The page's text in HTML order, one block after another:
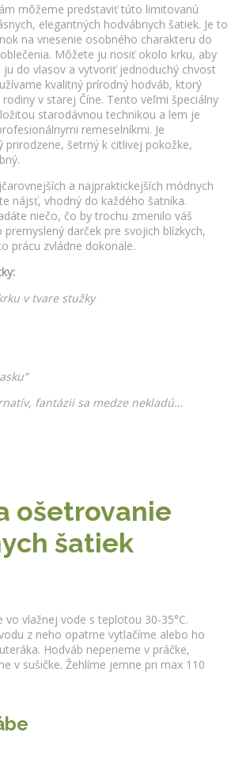
môžeme predstaviť túto limitovanú
elegantných hodvábnych šatiek. Je to
na vnesenie osobného charakteru do
Môžete ju nosiť okolo krku, aby
ju do vlasov a vytvoriť jednoduchý chvost
kvalitný prírodný hodváb, ktorý
v starej Číne. Tento veľmi špeciálny
starodávnou technikou a lem je
remeselníkmi. Je
prirodzene, šetrný k citlivej pokožke,
a najpraktickejších módnych
nájsť, vhodný do každého šatníka.
niečo, čo by trochu zmenilo váš
darček pre svojich blízkych,
prácu zvládne dokonale.
v tvare stužky
fantázii sa medze nekladú…
ošetrovanie
šatiek
vo vlažnej vode s teplotou 30-35°C.
z neho opatrne vytlačíme alebo ho
Hodváb neperieme v práčke,
v sušičke. Žehlíme jemne pri max 110